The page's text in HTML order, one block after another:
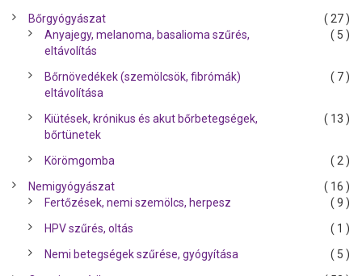
Bőrgyógyászat
( 27 )
Anyajegy, melanoma, basalioma szűrés,
eltávolítás
( 5 )
Bőrnövedékek (szemölcsök, fibrómák)
eltávolítása
( 7 )
Kiütések, krónikus és akut bőrbetegségek,
bőrtünetek
( 13 )
Körömgomba
( 2 )
Nemigyógyászat
( 16 )
Fertőzések, nemi szemölcs, herpesz
( 9 )
HPV szűrés, oltás
( 1 )
Nemi betegségek szűrése, gyógyítása
( 5 )